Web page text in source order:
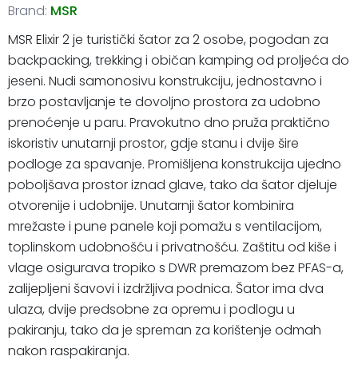
Brand: MSR
MSR Elixir 2 je turistički šator za 2 osobe, pogodan za
backpacking, trekking i običan kamping od proljeća do
jeseni. Nudi samonosivu konstrukciju, jednostavno i
brzo postavljanje te dovoljno prostora za udobno
prenoćenje u paru. Pravokutno dno pruža praktično
iskoristiv unutarnji prostor, gdje stanu i dvije šire
podloge za spavanje. Promišljena konstrukcija ujedno
poboljšava prostor iznad glave, tako da šator djeluje
otvorenije i udobnije. Unutarnji šator kombinira
mrežaste i pune panele koji pomažu s ventilacijom,
toplinskom udobnošću i privatnošću. Zaštitu od kiše i
vlage osigurava tropiko s DWR premazom bez PFAS-a,
zalijepljeni šavovi i izdržljiva podnica. Šator ima dva
ulaza, dvije predsobne za opremu i podlogu u
pakiranju, tako da je spreman za korištenje odmah
nakon raspakiranja.